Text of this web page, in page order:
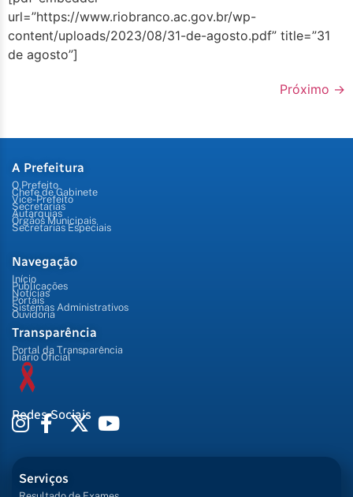
url=”https://www.riobranco.ac.gov.br/wp-
content/uploads/2023/08/31-de-agosto.pdf” title=”31
de agosto”]
Próximo →
A Prefeitura
O Prefeito
Chefe de Gabinete
Vice-Prefeito
Secretarias
Autarquias
Órgãos Municipais
Secretarias Especiais
Navegação
Início
Publicações
Notícias
Portais
Sistemas Administrativos
Ouvidoria
Transparência
Portal da Transparência
Diário Oficial
Redes Sociais
Serviços